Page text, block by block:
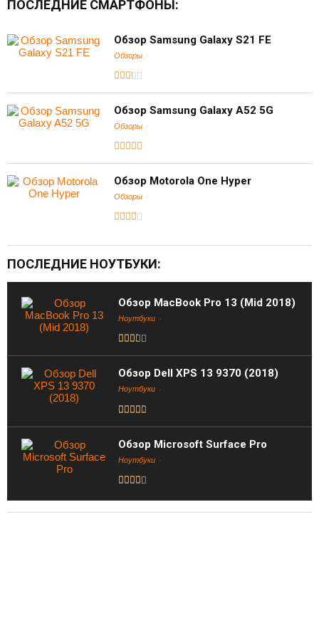
ПОСЛЕДНИЕ СМАРТФОНЫ:
Обзор Samsung Galaxy S21 FE
Обзоры
Обзор Samsung Galaxy A52 5G
Обзоры
Обзор Motorola One Hyper
Обзоры
ПОСЛЕДНИЕ НОУТБУКИ:
Обзор MacBook Pro 13 (Mid 2018)
Ноутбуки
Обзор Dell XPS 13 9370 (2018)
Ноутбуки
Обзор Microsoft Surface Pro
Ноутбуки